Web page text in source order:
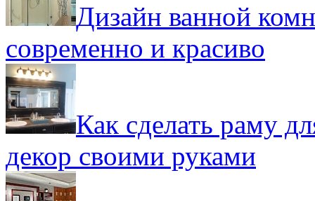
Дизайн ванной
современно и красиво
Как сделать раму
декор своими руками